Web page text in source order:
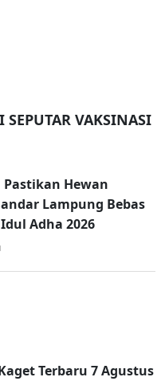
VAKSINASI
Pastikan Hewan
Lampung Bebas
Adha 2026
Terbaru 7 Agustus